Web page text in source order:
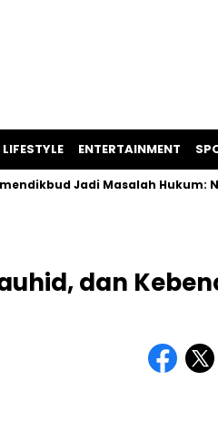
LIFESTYLE ENTERTAINMENT
Jadi Masalah Hukum:
dan